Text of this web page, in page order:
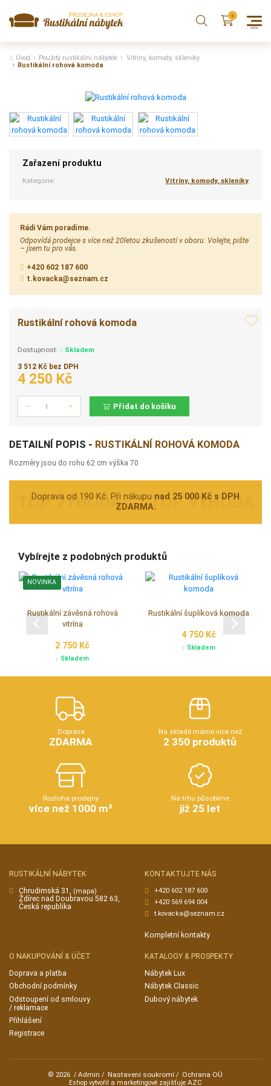
Úvod Použitý rustikální nábytek
Vitríny, komody, skleníky
Rustikální rohová komoda
Zařazení produktu
Kategorie: Vitríny, komody, skleníky
Rádi Vám poradíme.
Odpovídá prodejce s více než 20letou zkušeností v oboru. Volejte, pište
– jsem tu pro vás.
+420 602 187 600
t.kovacka@seznam.cz
Rustikální rohová komoda
Dostupnost:
Skladem
3 512 Kč bez DPH
4 250 Kč
Přidat do košíku
DETAILNÍ POPIS - RUSTIKÁLNÍ ROHOVÁ KOMODA
Rozměry jsou do rohu 62 cm výška 70
Doprava od 190 Kč. Při nákupu nad 25 000 Kč s DPH
ZDARMA.
Vybírejte z podobných produktů
NOVINKA
Rustikální závěsná rohová
vitrína
2 750 Kč
Skladem
Rustikální šuplíková komoda
4 750 Kč
Skladem
Doprava
ZDARMA
Na skladě máme více než
2 350 produktů
Rozloha prodejny
více než 1000 m²
Na trhu působíme
již 25 let
RUSTIKÁLNÍ NÁBYTEK
Chrudimská 31, (mapa)
Ždírec nad Doubravou 582 63,
Česká republika
KONTAKTUJTE NÁS
+420 602 187 600
+420 569 694 004
t.kovacka@seznam.cz
Kompletní kontakty
O NAKUPOVÁNÍ & ÚČET
Doprava a platba
Obchodní podmínky
Odstoupení od smlouvy
/ reklamace
Přihlášení
Registrace
KATALOGY & PROSPEKTY
Nábytek Lux
Nábytek Classic
Dubový nábytek
© 2026 / Admin / Nastavení soukromí / Ochrana OÚ
Eshop vytvořil a marketingově zajišťuje AZC